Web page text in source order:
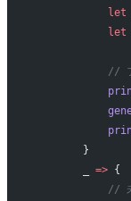
            let
            let
//
        }
=> {
//